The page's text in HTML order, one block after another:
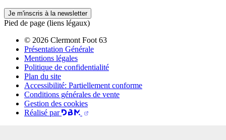
Je m'inscris à la newsletter
Pied de page (liens légaux)
© 2026 Clermont Foot 63
Présentation Générale
Mentions légales
Politique de confidentialité
Plan du site
Accessibilité: Partiellement conforme
Conditions générales de vente
Gestion des cookies
Réalisé par